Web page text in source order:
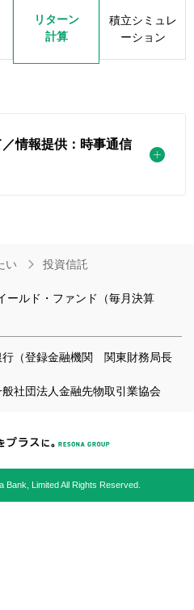
リターン
計算
積立シミュレ
ーション
情報提供：時事通信
い
投資信託
ールド・ファンド（毎月決算
行（登録金融機関 関東財務局長
社団法人金融先物取引業協会
Bank, Limited All Rights Reserved.